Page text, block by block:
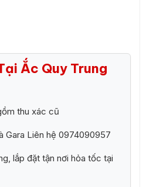
Ắc Quy Trung
thu xác cũ
Gara Liên hệ 0974090957
lắp đặt tận nơi hỏa tốc tại